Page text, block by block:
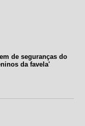
de seguranças do
da favela'